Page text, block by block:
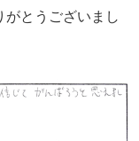
とうございまし